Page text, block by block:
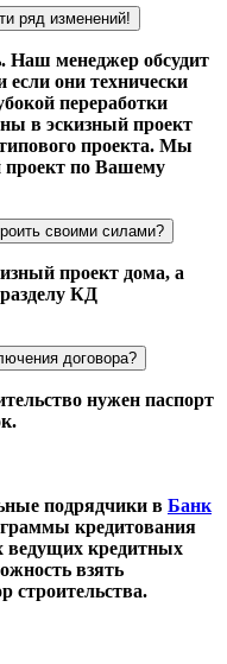
ряд изменений!
Наш менеджер обсудит
они технически
переработки
в эскизный проект
проекта. Мы
проект по Вашему
своими силами?
проект дома, а
КД
договора?
нужен паспорт
подрядчики в Банк
кредитования
ведущих кредитных
взять
строительства.